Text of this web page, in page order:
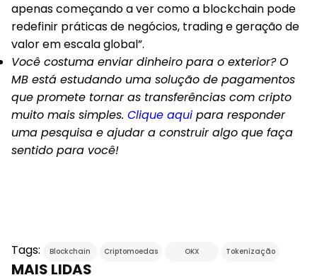
apenas começando a ver como a blockchain pode
redefinir práticas de negócios, trading e geração de
valor em escala global”.
Você costuma enviar dinheiro para o exterior? O
MB está estudando uma solução de pagamentos
que promete tornar as transferências com cripto
muito mais simples. Clique aqui para responder
uma pesquisa e ajudar a construir algo que faça
sentido para você!
Tags: Blockchain Criptomoedas OKX Tokenização
MAIS LIDAS